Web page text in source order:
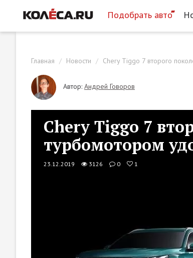
Подобрать авто
Главная Новости Chery Tiggo 7 второго
Автор: Андрей Говоров
Chery Tiggo 7
турбомотором
23.12.2019 3126 0 1